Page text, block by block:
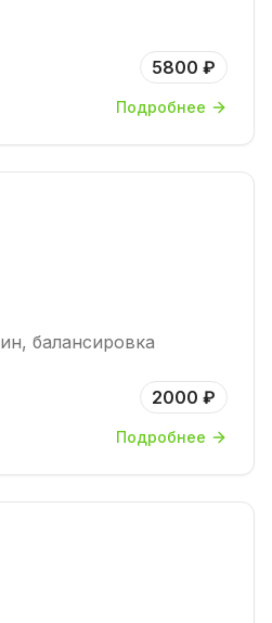
5800 ₽
Подробнее
балансировка
2000 ₽
Подробнее